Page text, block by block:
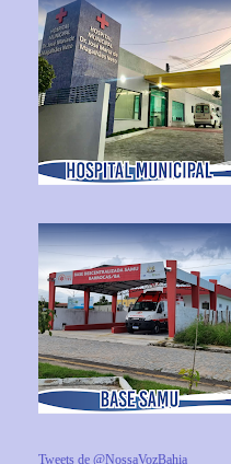
Tweets de @NossaVozBahia